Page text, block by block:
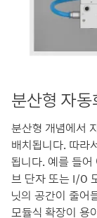
분산형 자
분산형 개념에서
배치됩니다. 따라
됩니다. 예를 들
브 단자 또는 I/O
닛의 공간이 줄어
모듈식 확장이 용